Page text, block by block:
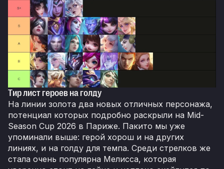
Тир лист героев на голду
На линии золота два новых отличных персонажа,
потенциал которых подробно раскрыли на Mid-
Season Cup 2026 в Париже. Пакито мы уже
упоминали выше: герой хорош и на других
линиях, и на голду для темпа. Среди стрелков же
стала очень популярна Мелисса, которая